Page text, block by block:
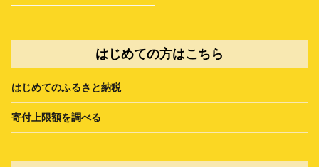
はじめての方はこちら
はじめてのふるさと納税
寄付上限額を調べる